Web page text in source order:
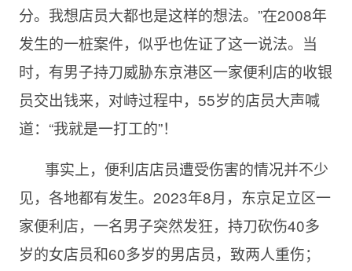
分。我想店员大都也是这样的想法。”在2008年
发生的一桩案件，似乎也佐证了这一说法。当
时，有男子持刀威胁东京港区一家便利店的收银
员交出钱来，对峙过程中，55岁的店员大声喊
道：“我就是一打工的”！
事实上，便利店店员遭受伤害的情况并不少
见，各地都有发生。2023年8月，东京足立区一
家便利店，一名男子突然发狂，持刀砍伤40多
岁的女店员和60多岁的男店员，致两人重伤；